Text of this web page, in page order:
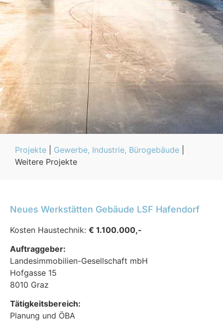
Projekte Gewerbe, Industrie, Bürogebäude
Weitere Projekte
Neues Werkstätten Gebäude LSF Hafendorf
Kosten Haustechnik: € 1.100.000,-
Auftraggeber:
Landesimmobilien-Gesellschaft mbH
Hofgasse 15
8010 Graz
Tätigkeitsbereich:
Planung und ÖBA